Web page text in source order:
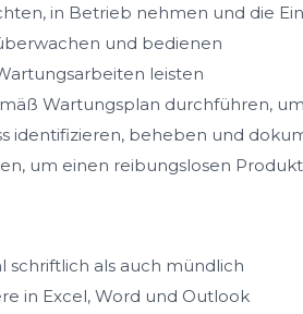
in Betrieb nehmen und die
und bedienen
leisten
Wartungsplan durchführen,
identifizieren, beheben und
um einen reibungslosen
schriftlich als auch mündlich
in Excel, Word und Outlook